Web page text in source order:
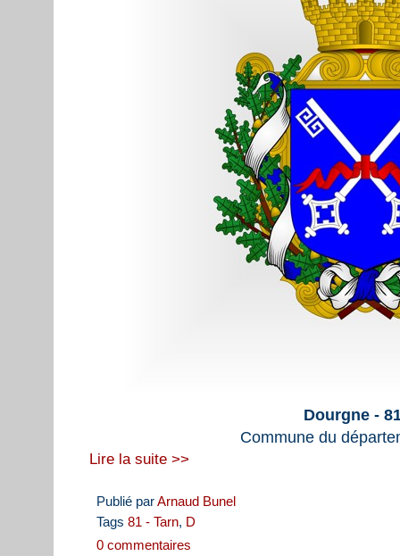
Dourgne -
Commune du
Lire la suite >>
Publié parArnaud Bunel
Tags 81 - Tarn, D
0 commentaires